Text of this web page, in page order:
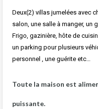
Deux(2) villas jumelées avec
salon, une salle à manger, un
Frigo, gazinière, hôte de
un parking pour plusieurs
personnel , une guérite etc…
Toute la maison est
puissante.